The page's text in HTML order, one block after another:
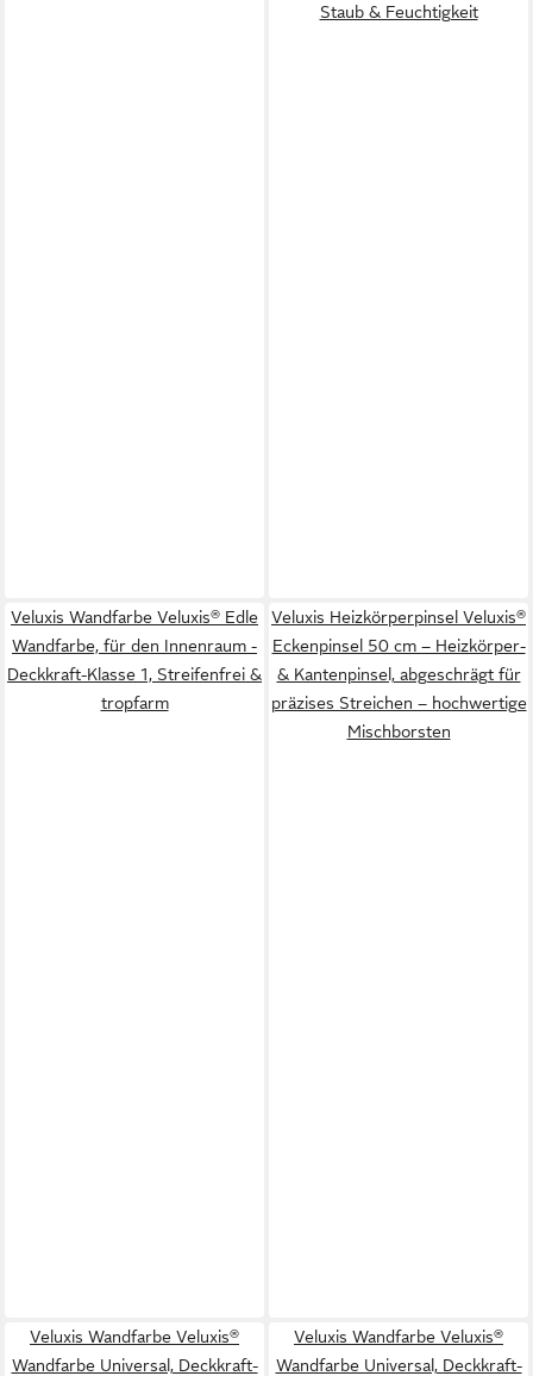
Staub & Feuchtigkeit
Veluxis Wandfarbe Veluxis® Edle
Wandfarbe, für den Innenraum -
Deckkraft-Klasse 1, Streifenfrei &
tropfarm
Veluxis Heizkörperpinsel Veluxis®
Eckenpinsel 50 cm – Heizkörper-
& Kantenpinsel, abgeschrägt für
präzises Streichen – hochwertige
Mischborsten
Veluxis Wandfarbe Veluxis®
Wandfarbe Universal, Deckkraft-
Veluxis Wandfarbe Veluxis®
Wandfarbe Universal, Deckkraft-